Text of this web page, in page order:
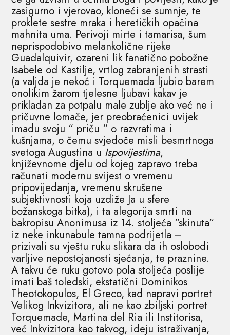
zasigurno i vjerovao, kloneći se sumnje, te
proklete sestre mraka i heretičkih opačina
mahnita uma. Perivoji mirte i tamarisa, šum
neprispodobivo melankolične rijeke
Guadalquivir, ozareni lik fanatično pobožne
Isabele od Kastilje, vrtlog zabranjenih strasti
(a valjda je nekoć i Torquemada ljubio barem
onolikim žarom tjelesne ljubavi kakav je
prikladan za potpalu male zublje ako već ne i
pričuvne lomače, jer preobraćenici uvijek
imadu svoju “ priču “ o razvratima i
kušnjama, o čemu svjedoče misli besmrtnoga
svetoga Augustina u Ispovijestima,
književnome djelu od kojeg zapravo treba
računati modernu svijest o vremenu
pripovijedanja, vremenu skrušene
subjektivnosti koja uzdiže Ja u sfere
božanskoga bitka), i ta alegorija smrti na
bakropisu Anonimusa iz 14. stoljeća “skinuta“
iz neke inkunabule tamna podrijetla –
prizivali su vještu ruku slikara da ih oslobodi
varljive nepostojanosti sjećanja, te praznine.
A takvu će ruku gotovo pola stoljeća poslije
imati baš toledski, ekstatični Dominikos
Theotokopulos, El Greco, kad napravi portret
Velikog Inkvizitora, ali ne kao zbiljski portret
Torquemade, Martina del Ria ili Institorisa,
već Inkvizitora kao takvog, ideju istraživanja,